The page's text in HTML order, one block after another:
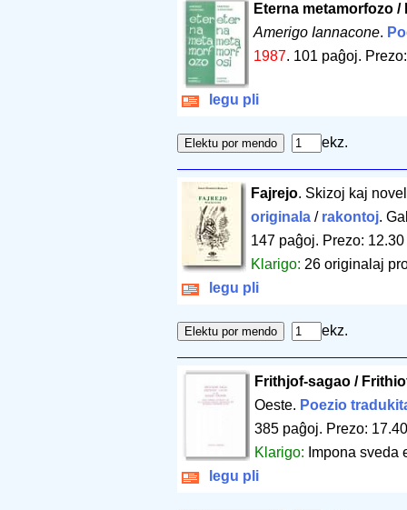
Eterna metamorfozo
Amerigo Iannacone.
1987. 101 paĝoj.
legu pli
ekz.
Fajrejo. Skizoj kaj
originala / rakontoj.
147 paĝoj. Prezo: 12.30
Klarigo: 26 originalaj
legu pli
ekz.
Frithjof-sagao /
Oeste. Poezio
385 paĝoj. Prezo:
Klarigo: Impona sveda
legu pli